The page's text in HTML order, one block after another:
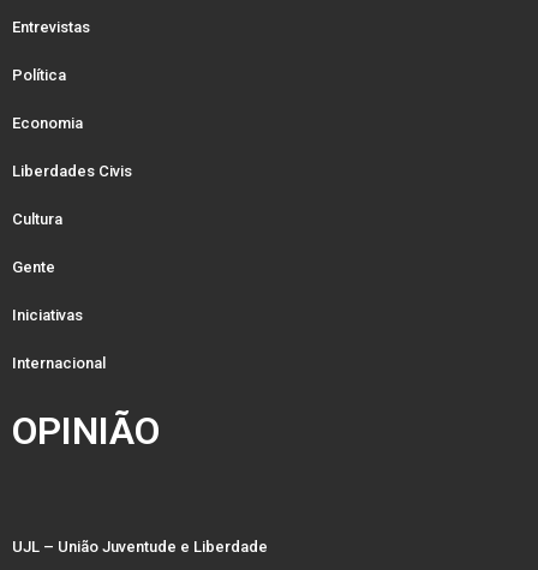
Entrevistas
Política
Economia
Liberdades Civis
Cultura
Gente
Iniciativas
Internacional
OPINIÃO
UJL – União Juventude e Liberdade